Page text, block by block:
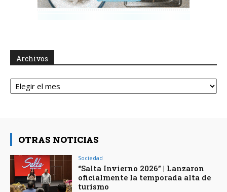
Archivos
Archivos
OTRAS NOTICIAS
Sociedad
“Salta Invierno 2026” | Lanzaron
oficialmente la temporada alta de
turismo